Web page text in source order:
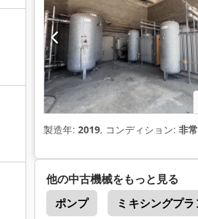
製造年: 2019, コンディション: 非
他の中古機械をもっと見る
ポンプ
ミキシングプラ